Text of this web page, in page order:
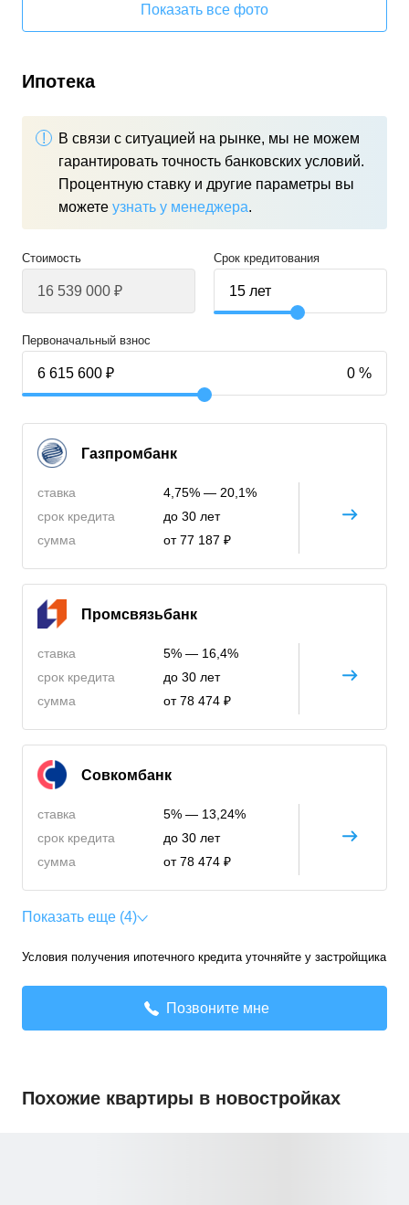
Показать все фото
Ипотека
В связи с ситуацией на рынке, мы не можем
гарантировать точность банковских условий.
Процентную ставку и другие параметры вы
можете узнать у менеджера.
Стоимость
Первоначальный взнос
Срок кредитования
Газпромбанк
ставка
срок кредита
сумма
4,75% — 20,1%
до 30 лет
от 77 187 ₽
Промсвязьбанк
ставка
срок кредита
сумма
5% — 16,4%
до 30 лет
от 78 474 ₽
Совкомбанк
ставка
срок кредита
сумма
5% — 13,24%
до 30 лет
от 78 474 ₽
Показать еще (4)
Условия получения ипотечного кредита уточняйте у застройщика
Позвоните мне
Похожие квартиры в новостройках